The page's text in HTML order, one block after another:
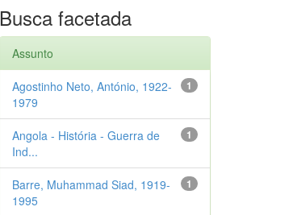
Busca facetada
Assunto
1
Agostinho Neto, António, 1922-
1979
1
Angola - História - Guerra de
Ind...
1
Barre, Muhammad Siad, 1919-
1995